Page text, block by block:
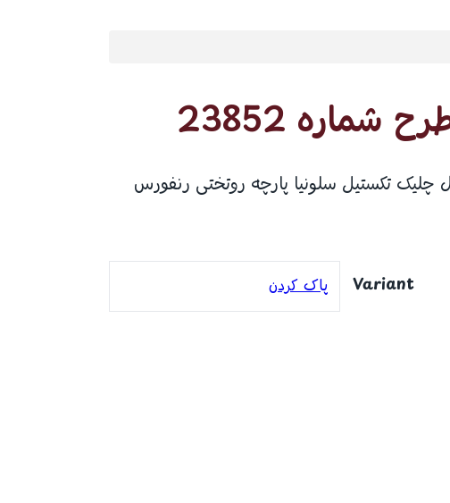
23852
چلیک تکستیل سلونیا پارچه روتختی رنفورس
Variant پاک کردن